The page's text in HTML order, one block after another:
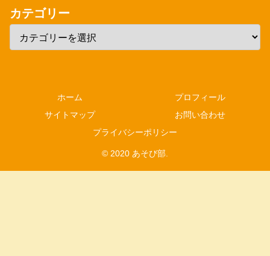
カテゴリー
ホーム
プロフィール
サイトマップ
お問い合わせ
プライバシーポリシー
© 2020 あそび部.